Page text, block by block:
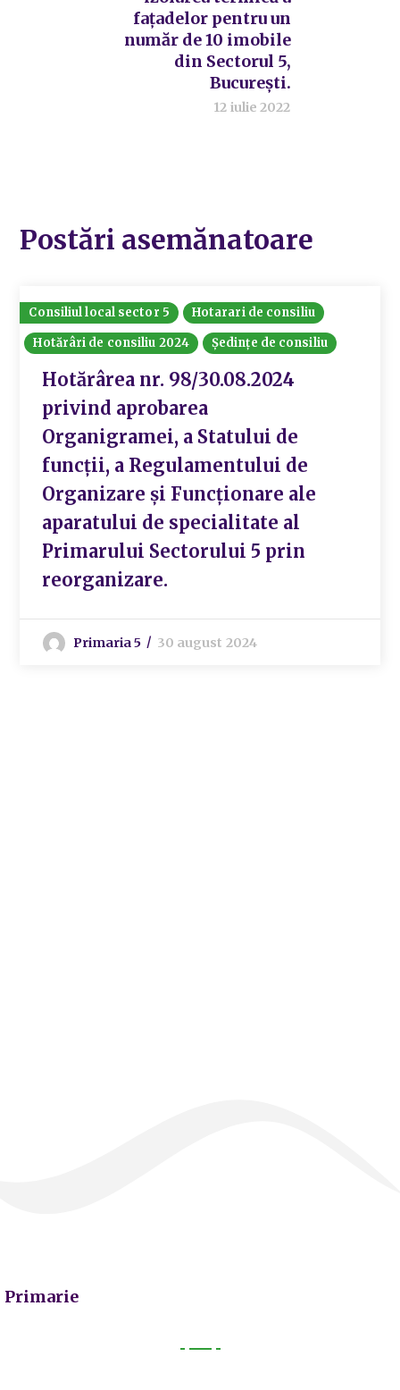
fațadelor pentru un
număr de 10 imobile
din Sectorul 5,
București.
12 iulie 2022
Postări asemănatoare
Consiliul local sector 5
Hotarari de consiliu
Hotărâri de consiliu 2024
Ședințe de consiliu
Hotărârea nr. 98/30.08.2024
privind aprobarea
Organigramei, a Statului de
funcții, a Regulamentului de
Organizare și Funcționare ale
aparatului de specialitate al
Primarului Sectorului 5 prin
reorganizare.
Primaria 5 30 august 2024
Primarie